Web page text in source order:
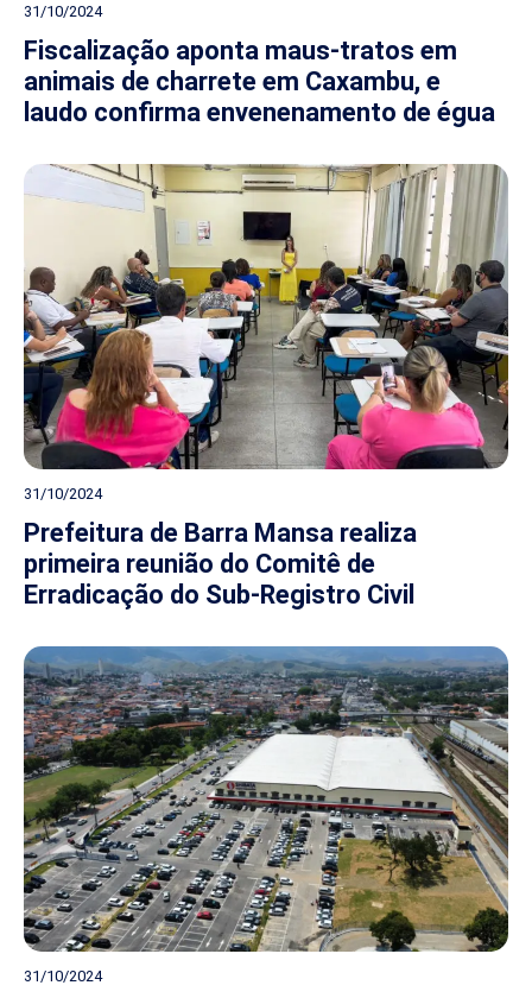
31/10/2024
Fiscalização aponta maus-tratos em
animais de charrete em Caxambu, e
laudo confirma envenenamento de égua
31/10/2024
Prefeitura de Barra Mansa realiza
primeira reunião do Comitê de
Erradicação do Sub-Registro Civil
31/10/2024